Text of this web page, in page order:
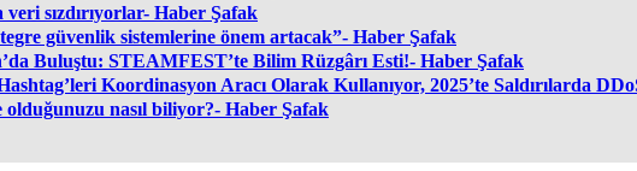
sızdırıyorlar- Haber Şafak
güvenlik sistemlerine önem artacak”- Haber Şafak
Buluştu: STEAMFEST’te Bilim Rüzgârı Esti!- Haber Şafak
Koordinasyon Aracı Olarak Kullanıyor, 2025’te Saldırılarda
nasıl biliyor?- Haber Şafak